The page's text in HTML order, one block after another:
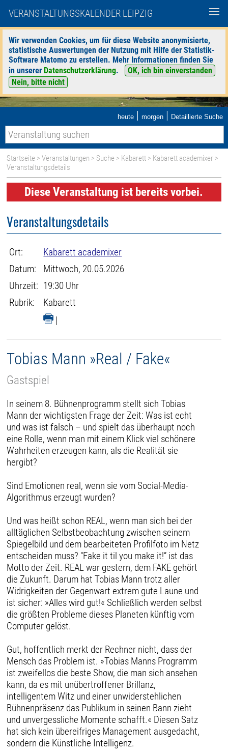
VERANSTALTUNGSKALENDER LEIPZIG
Wir verwenden Cookies, um für diese Website anonymisierte,
statistische Auswertungen der Nutzung mit Hilfe der Statistik-
Software Matomo zu erstellen. Mehr Informationen finden Sie
in unserer Datenschutzerklärung.
OK, ich bin einverstanden
Nein, bitte nicht
heute | morgen | Detaillierte Suche
Startseite >Veranstaltungen > Suche > Kabarett > Kabarett academixer >
Veranstaltungsdetails
Diese Veranstaltung ist bereits vorbei.
Veranstaltungsdetails
Ort:
Kabarett academixer
Datum:
Mittwoch, 20.05.2026
Uhrzeit: 19:30 Uhr
Rubrik:
Kabarett
|
Tobias Mann »Real / Fake«
Gastspiel
In seinem 8. Bühnenprogramm stellt sich Tobias
Mann der wichtigsten Frage der Zeit: Was ist echt
und was ist falsch – und spielt das überhaupt noch
eine Rolle, wenn man mit einem Klick viel schönere
Wahrheiten erzeugen kann, als die Realität sie
hergibt?
Sind Emotionen real, wenn sie vom Social-Media-
Algorithmus erzeugt wurden?
Und was heißt schon REAL, wenn man sich bei der
alltäglichen Selbstbeobachtung zwischen seinem
Spiegelbild und dem bearbeiteten Profilfoto im Netz
entscheiden muss? “Fake it til you make it!” ist das
Motto der Zeit. REAL war gestern, dem FAKE gehört
die Zukunft. Darum hat Tobias Mann trotz aller
Widrigkeiten der Gegenwart extrem gute Laune und
ist sicher: »Alles wird gut!« Schließlich werden selbst
die größten Probleme dieses Planeten künftig vom
Computer gelöst.
Gut, hoffentlich merkt der Rechner nicht, dass der
Mensch das Problem ist. »Tobias Manns Programm
ist zweifellos die beste Show, die man sich ansehen
kann, da es mit unübertroffener Brillanz,
intelligentem Witz und einer unwiderstehlichen
Bühnenpräsenz das Publikum in seinen Bann zieht
und unvergessliche Momente schafft.« Diesen Satz
hat sich kein übereifriges Management ausgedacht,
sondern die Künstliche Intelligenz.